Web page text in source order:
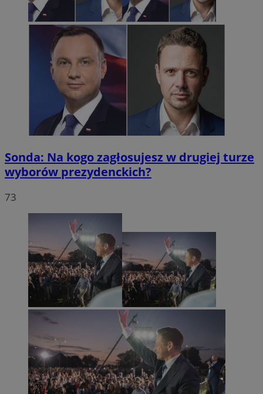
Sonda: Na kogo zagłosujesz w drugiej turze
wyborów prezydenckich?
73